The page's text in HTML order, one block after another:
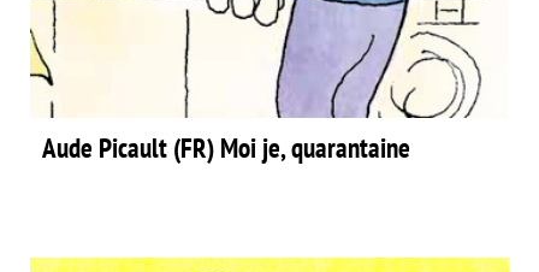
Aude Picault (FR) Moi je, quarantaine